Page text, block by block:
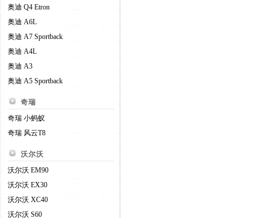
奥迪 Q4 Etron
奥迪 A6L
奥迪 A7 Sportback
奥迪 A4L
奥迪 A3
奥迪 A5 Sportback
奇瑞
奇瑞 小蚂蚁
奇瑞 风云T8
沃尔沃
沃尔沃 EM90
沃尔沃 EX30
沃尔沃 XC40
沃尔沃 S60